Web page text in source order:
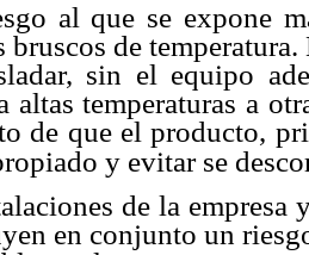
al que se expone
bruscos de temperatura.
sin el equipo
altas temperaturas a
de que el producto,
y evitar se
de la empresa
en conjunto un